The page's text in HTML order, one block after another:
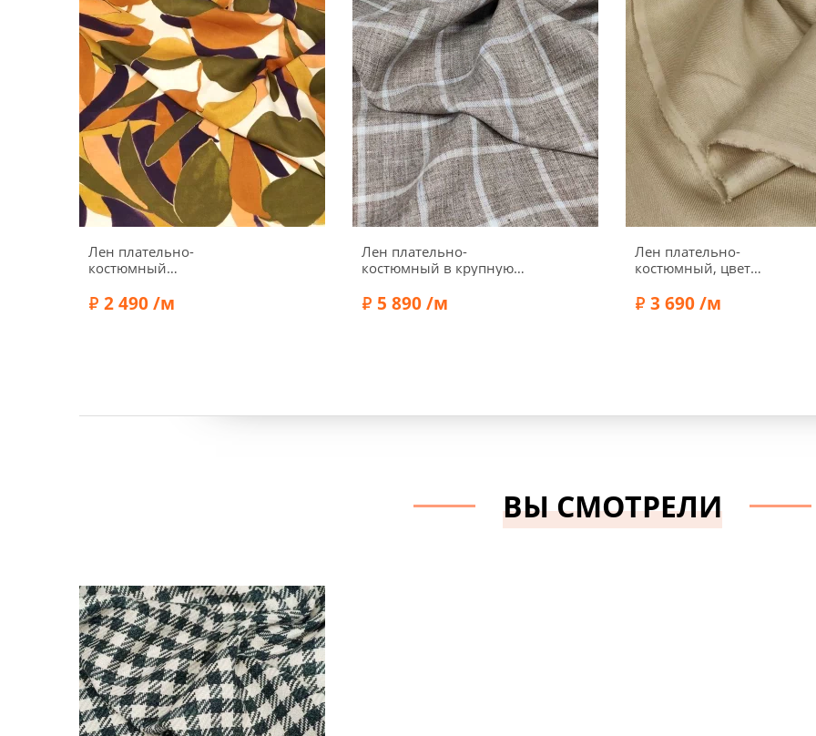
Лен плательно-
костюмный
фон сливочный, 1032416
2 490 /м
Ширина:
145 см
Лен плательно-
костюмный в крупную
меланж/молочный,
5 890 /м
Ширина:
150 см
Лен плательно-
костюмный, цвет
3 690 /м
Ширина:
135 см
ВЫ СМОТРЕЛИ